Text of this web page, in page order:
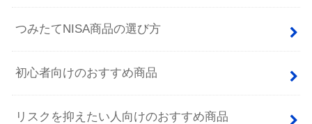
つみたてNISA商品の選び方
初心者向けのおすすめ商品
リスクを抑えたい人向けのおすすめ商品